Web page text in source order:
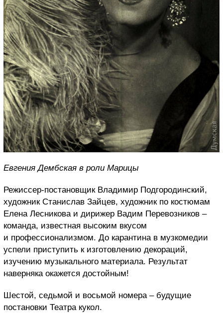
Евгения Дембская в роли Марицы
Режиссер-постановщик Владимир Подгородинский,
художник Станислав Зайцев, художник по костюмам
Елена Лесникова и дирижер Вадим Перевозников –
команда, известная высоким вкусом
и профессионализмом. До карантина в музкомедии
успели приступить к изготовлению декораций,
изучению музыкального материала. Результат
наверняка окажется достойным!
Шестой, седьмой и восьмой номера – будущие
постановки Театра кукол.